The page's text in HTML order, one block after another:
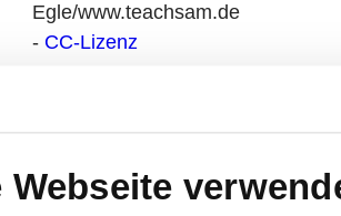
Webseite
Egle/www.teachsam.de
- CC-Lizenz